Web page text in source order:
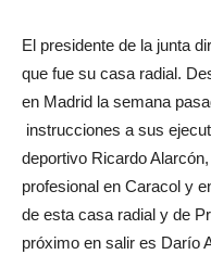
El presidente de la junta
que fue su casa radial.
en Madrid la semana
instrucciones a sus
deportivo Ricardo
profesional en Caracol y
de esta casa radial y de
próximo en salir es Darío